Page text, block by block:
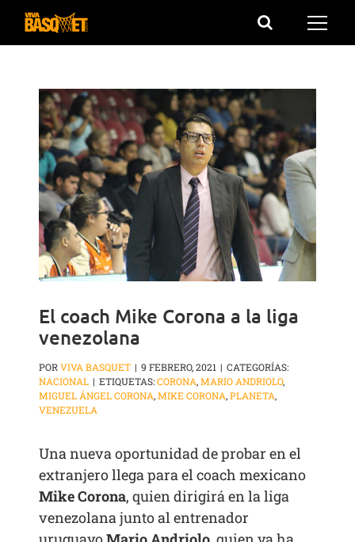
Saltar
El coach Mike Corona a la liga
venezolana
PORVIVA BASQUET | 9 FEBRERO, 2021 | CATEGORÍAS:
NACIONAL | ETIQUETAS:CORONA,MARIO ANDRIOLO,
MIGUEL ÁNGEL CORONA,MIKE CORONA,PLANETA,
VENEZUELA
Una nueva oportunidad de probar en el
extranjero llega para el coach mexicano
Mike Corona, quien dirigirá en la liga
venezolana junto al entrenador